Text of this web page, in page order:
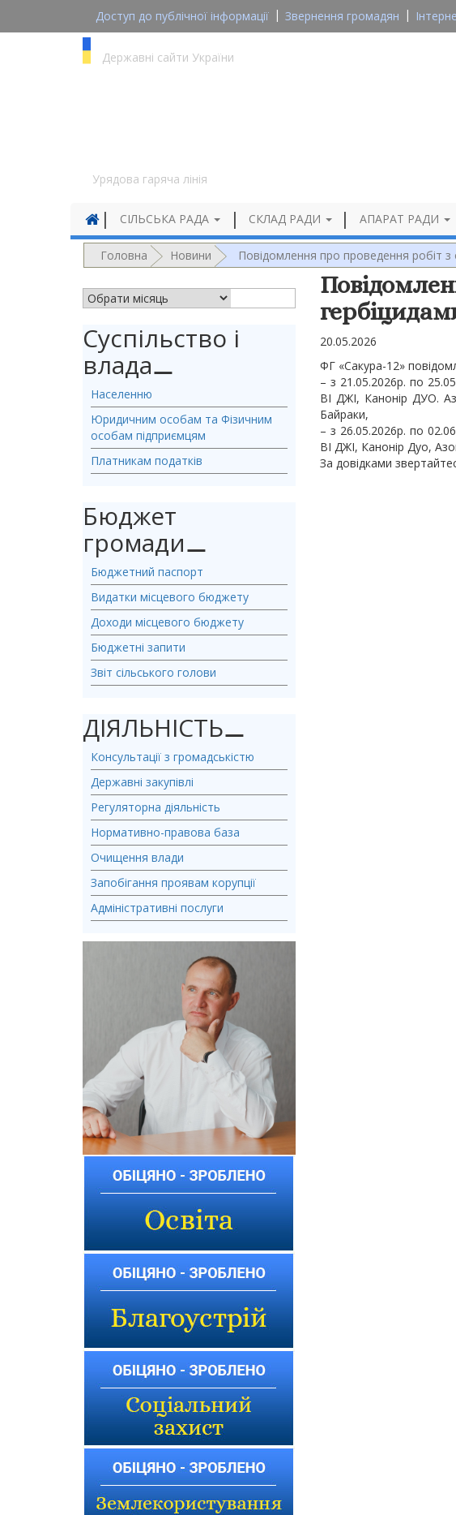
Доступ до публічної інформації Звернення громадян
Державні сайти України
Урядова гаряча лінія
СІЛЬСЬКА РАДА СКЛАД РАДИ АПАРАТ РАДИ
Головна Новини Повідомлення про проведення робіт з
АРХІВ НОВИН
Суспільство і
влада⚊
Населенню
Юридичним особам та Фізичним
особам підприємцям
Платникам податків
Бюджет
громади⚊
Бюджетний паспорт
Видатки місцевого бюджету
Доходи місцевого бюджету
Бюджетні запити
Звіт сільського голови
ДІЯЛЬНІСТЬ⚊
Консультації з громадськістю
Державні закупівлі
Регуляторна діяльність
Нормативно-правова база
Очищення влади
Запобігання проявам корупції
Адміністративні послуги
20.05.2026
ФГ «Сакура-12»
– з 21.05.2026р. по
ВІ ДЖІ, Канонір ДУО.
Байраки,
– з 26.05.2026р. по
ВІ ДЖІ, Канонір Дуо,
За довідками